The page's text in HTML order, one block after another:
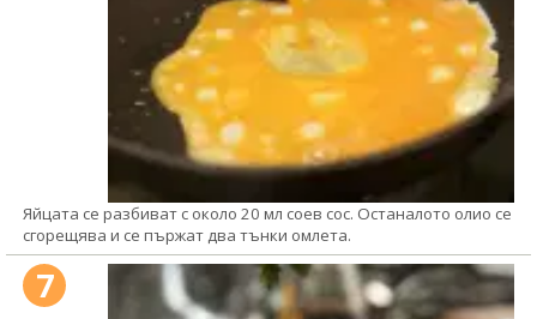
Яйцата се разбиват с около 20 мл соев сос. Останалото олио се
сгорещява и се пържат два тънки омлета.
7